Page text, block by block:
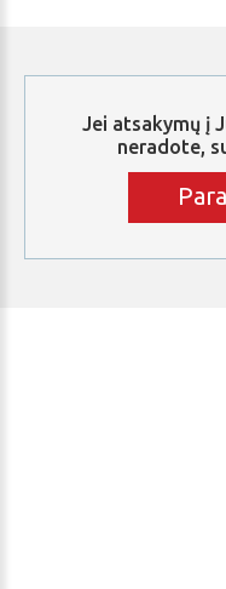
Jei atsakymų į
neradote,